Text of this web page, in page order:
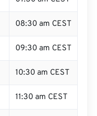
08:30 am CEST
09:30 am CEST
10:30 am CEST
11:30 am CEST